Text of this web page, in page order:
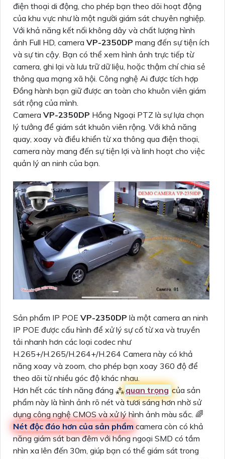
điện thoại di động, cho phép bạn theo dõi hoạt động
của khu vực như là một người giám sát chuyên nghiệp.
Với khả năng kết nối không dây và chất lượng hình
ảnh Full HD, camera VP-2350DP mang đến sự tiện ích
và sự tin cậy. Bạn có thể xem hình ảnh trực tiếp từ
camera, ghi lại và lưu trữ dữ liệu, hoặc thậm chí chia sẻ
thông qua mạng xã hội. Công nghệ Ai được tích hợp
Đồng hành bạn giữ được an toàn cho khuôn viên giám
sát rộng của mình.
Camera VP-2350DP Hồng Ngoại PTZ là sự lựa chọn
lý tưởng để giám sát khuôn viên rộng. Với khả năng
quay, xoay và điều khiển từ xa thông qua điện thoại,
camera này mang đến sự tiện lợi và linh hoạt cho việc
quản lý an ninh của bạn.
Sản phẩm IP POE VP-2350DP là một camera an ninh
IP POE được cấu hình để xử lý sự cố từ xa và truyền
tải nhanh hơn các loại codec như
H.265+/H.265/H.264+/H.264 Camera này có khả
năng xoay và zoom, cho phép bạn xoay 360 độ để
theo dõi từ nhiều góc độ khác nhau.
Hơn hết các tính năng đáng ⁂quan trọng của sản
phẩm này là hình ảnh rõ nét và tươi sáng hơn nhờ sử
dụng công nghệ CMOS và xử lý hình ảnh màu sắc. 🌈
Nét độc đáo hơn của sản phẩm camera còn có khả
năng giám sát ban đêm với hồng ngoại SMD có tầm
nhìn xa lên đến 30m, giúp bạn có thể giám sát trong